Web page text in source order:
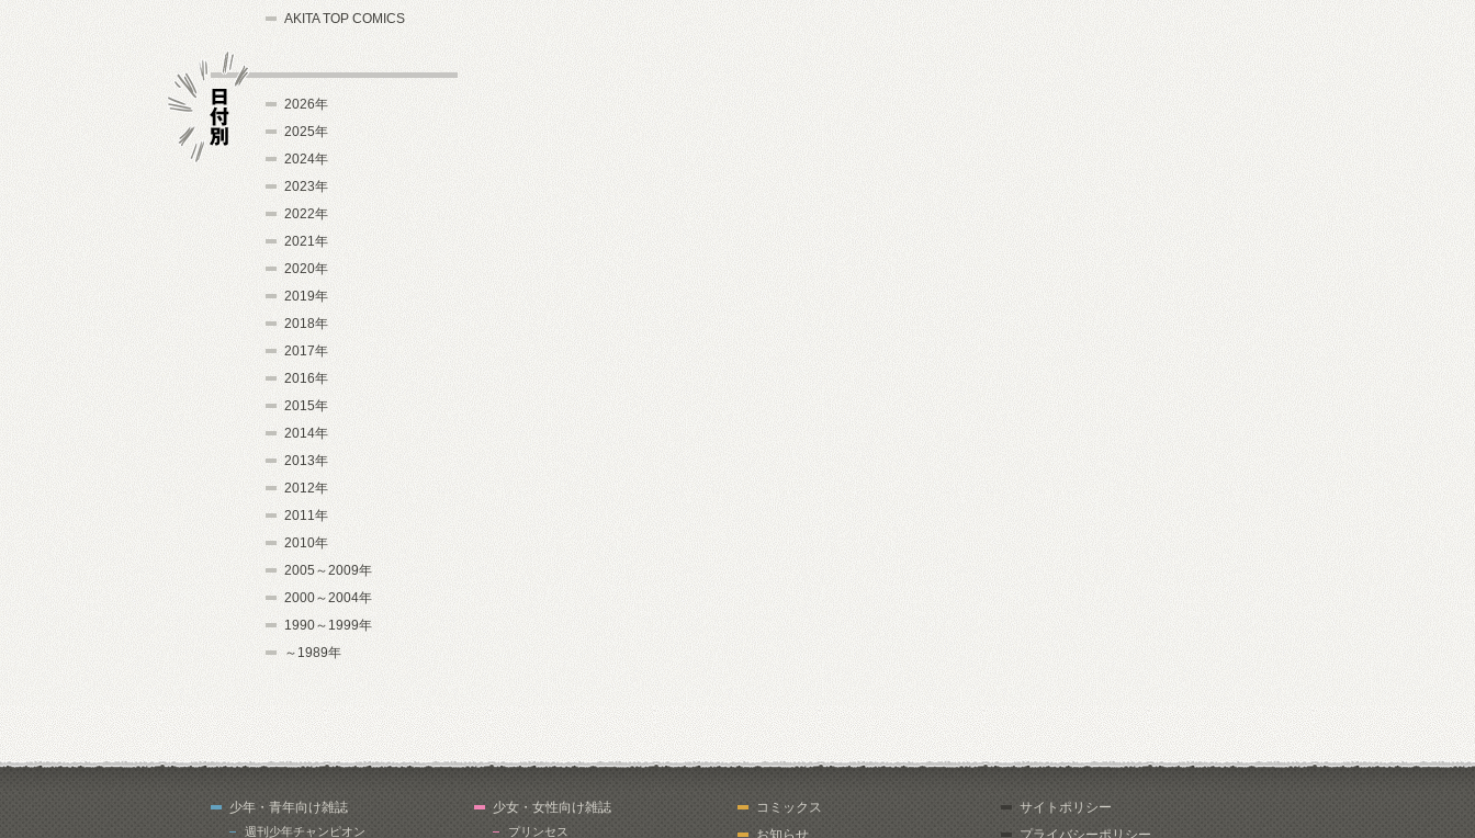
AKITA TOP COMICS
2026年
2025年
2024年
2023年
2022年
2021年
2020年
2019年
2018年
2017年
2016年
2015年
2014年
2013年
2012年
2011年
2010年
2005～2009年
2000～2004年
1990～1999年
～1989年
少年・青年向け雑誌
週刊少年チャンピオン
少女・女性向け雑誌
プリンセス
コミックス
お知らせ
サイトポリシー
プライバシーポリシー